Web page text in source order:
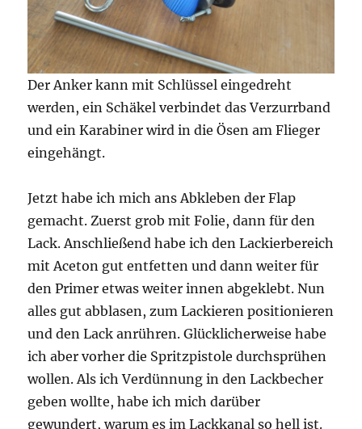
Der Anker kann mit Schlüssel eingedreht
werden, ein Schäkel verbindet das Verzurrband
und ein Karabiner wird in die Ösen am Flieger
eingehängt.
Jetzt habe ich mich ans Abkleben der Flap
gemacht. Zuerst grob mit Folie, dann für den
Lack. Anschließend habe ich den Lackierbereich
mit Aceton gut entfetten und dann weiter für
den Primer etwas weiter innen abgeklebt. Nun
alles gut abblasen, zum Lackieren positionieren
und den Lack anrühren. Glücklicherweise habe
ich aber vorher die Spritzpistole durchsprühen
wollen. Als ich Verdünnung in den Lackbecher
geben wollte, habe ich mich darüber
gewundert, warum es im Lackkanal so hell ist.